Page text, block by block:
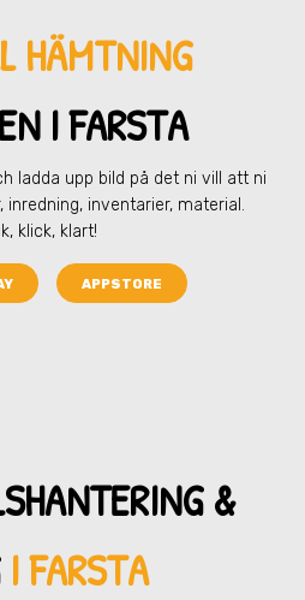
HÄMTNING
I FARSTA
ladda upp bild på det ni vill att ni
inredning, inventarier, material.
klick, klart!
APPSTORE
&
I FARSTA